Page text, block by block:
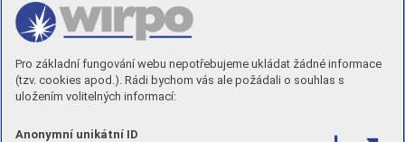
Pro základní fungování webu nepotřebujeme ukládat žádné informace
(tzv. cookies apod.). Rádi bychom vás ale požádali o souhlas s
uložením volitelných informací:
Anonymní unikátní ID
Ruk avice ze  štípenkové usně | pohliníkované
•exibilnípovrstveníhliníkem
•nejlepšímanipulace
dodávásetakésesuchýmzipem